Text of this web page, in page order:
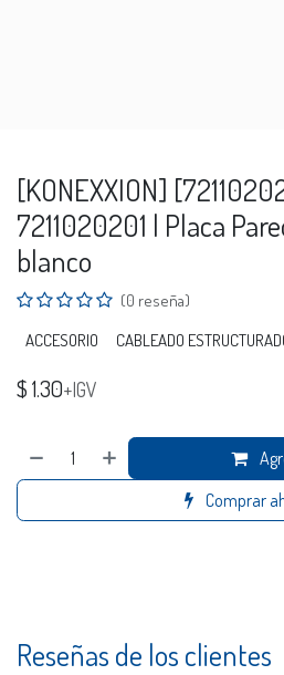
[KONEXXION]
7211020201 | Placa
blanco
(0 reseña)
ACCESORIO
CABLEADO
$1.30+IGV
Comprar
Reseñas de los clientes